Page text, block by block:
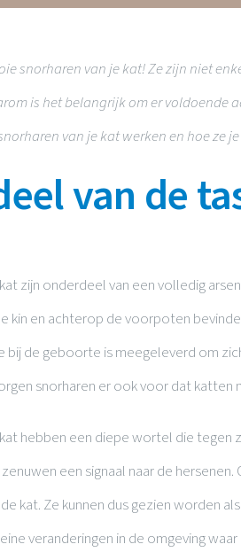
snorharen van je kat! Ze zijn niet
is het belangrijk om er voldoende
van je kat werken en hoe ze
van de
zijn onderdeel van een volledig
kin en achterop de voorpoten
bij de geboorte is meegeleverd om
snorharen er ook voor dat
hebben een diepe wortel die tegen
een signaal naar de
kat. Ze kunnen dus gezien worden
veranderingen in de omgeving